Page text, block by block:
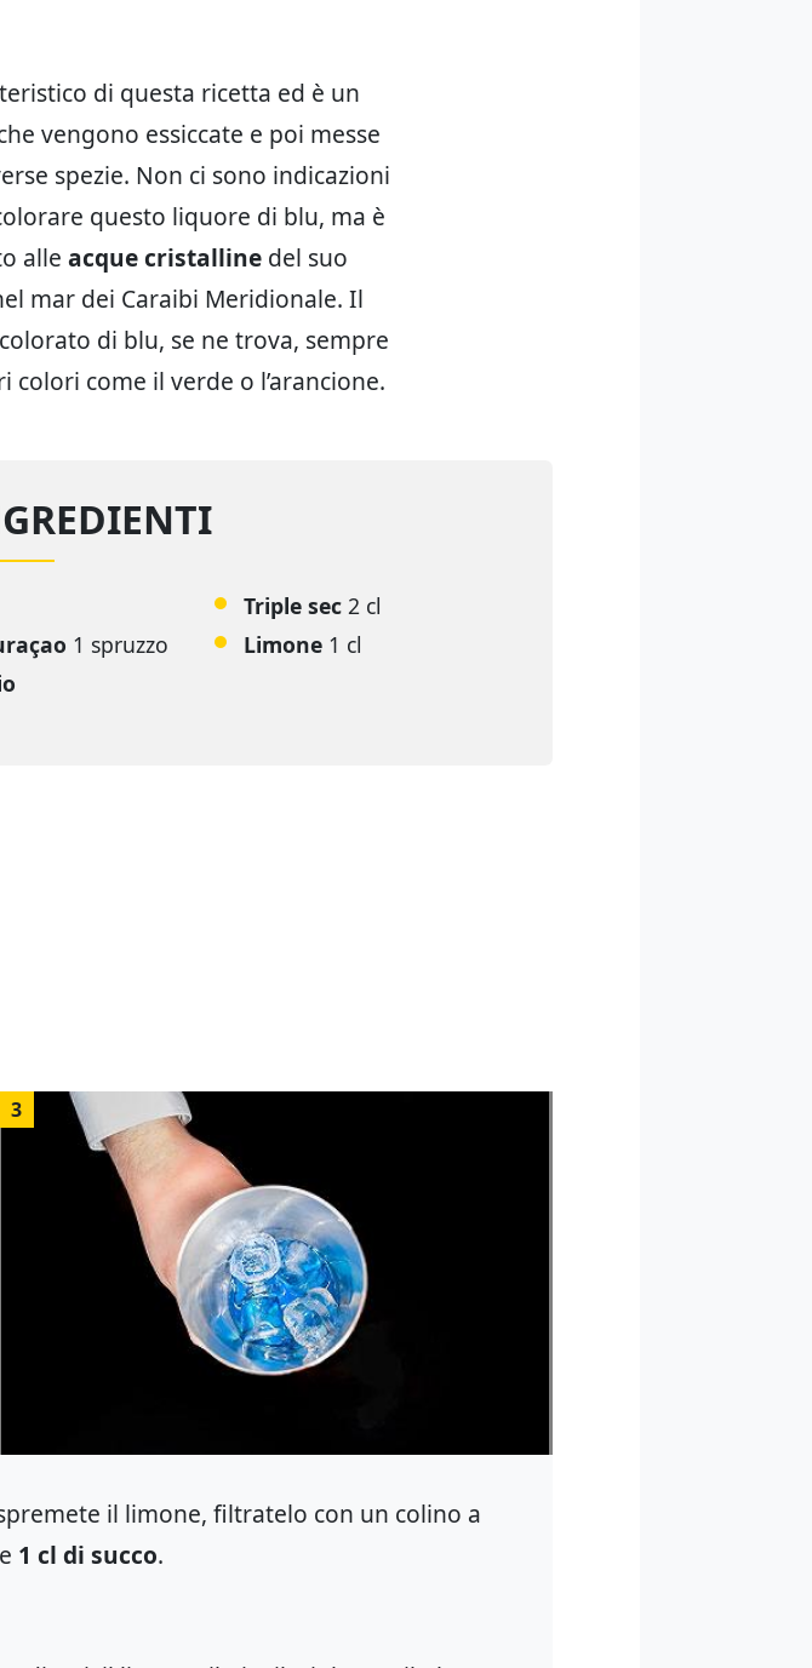
di questa ricetta ed è un
vengono essiccate e poi messe
spezie. Non ci sono indicazioni
questo liquore di blu, ma è
alle acque cristalline del suo
mar dei Caraibi Meridionale. Il
di blu, se ne trova, sempre
come il verde o l’arancione.
Triple sec 2 cl
1 spruzzo Limone 1 cl
3
il limone, filtratelo con un colino a
1 cl di succo.